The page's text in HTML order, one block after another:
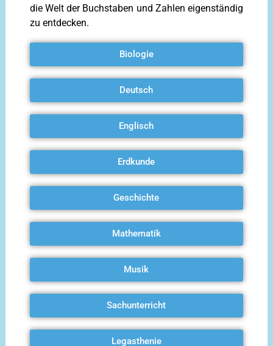
die Welt der Buchstaben und Zahlen eigenständig
zu entdecken.
Biologie
Deutsch
Englisch
Erdkunde
Geschichte
Mathematik
Musik
Sachunterricht
Legasthenie